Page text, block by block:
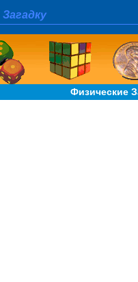
Физические